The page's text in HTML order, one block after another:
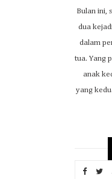
Bulan ini,
dua
dalam
tua. Yang
anak
yang